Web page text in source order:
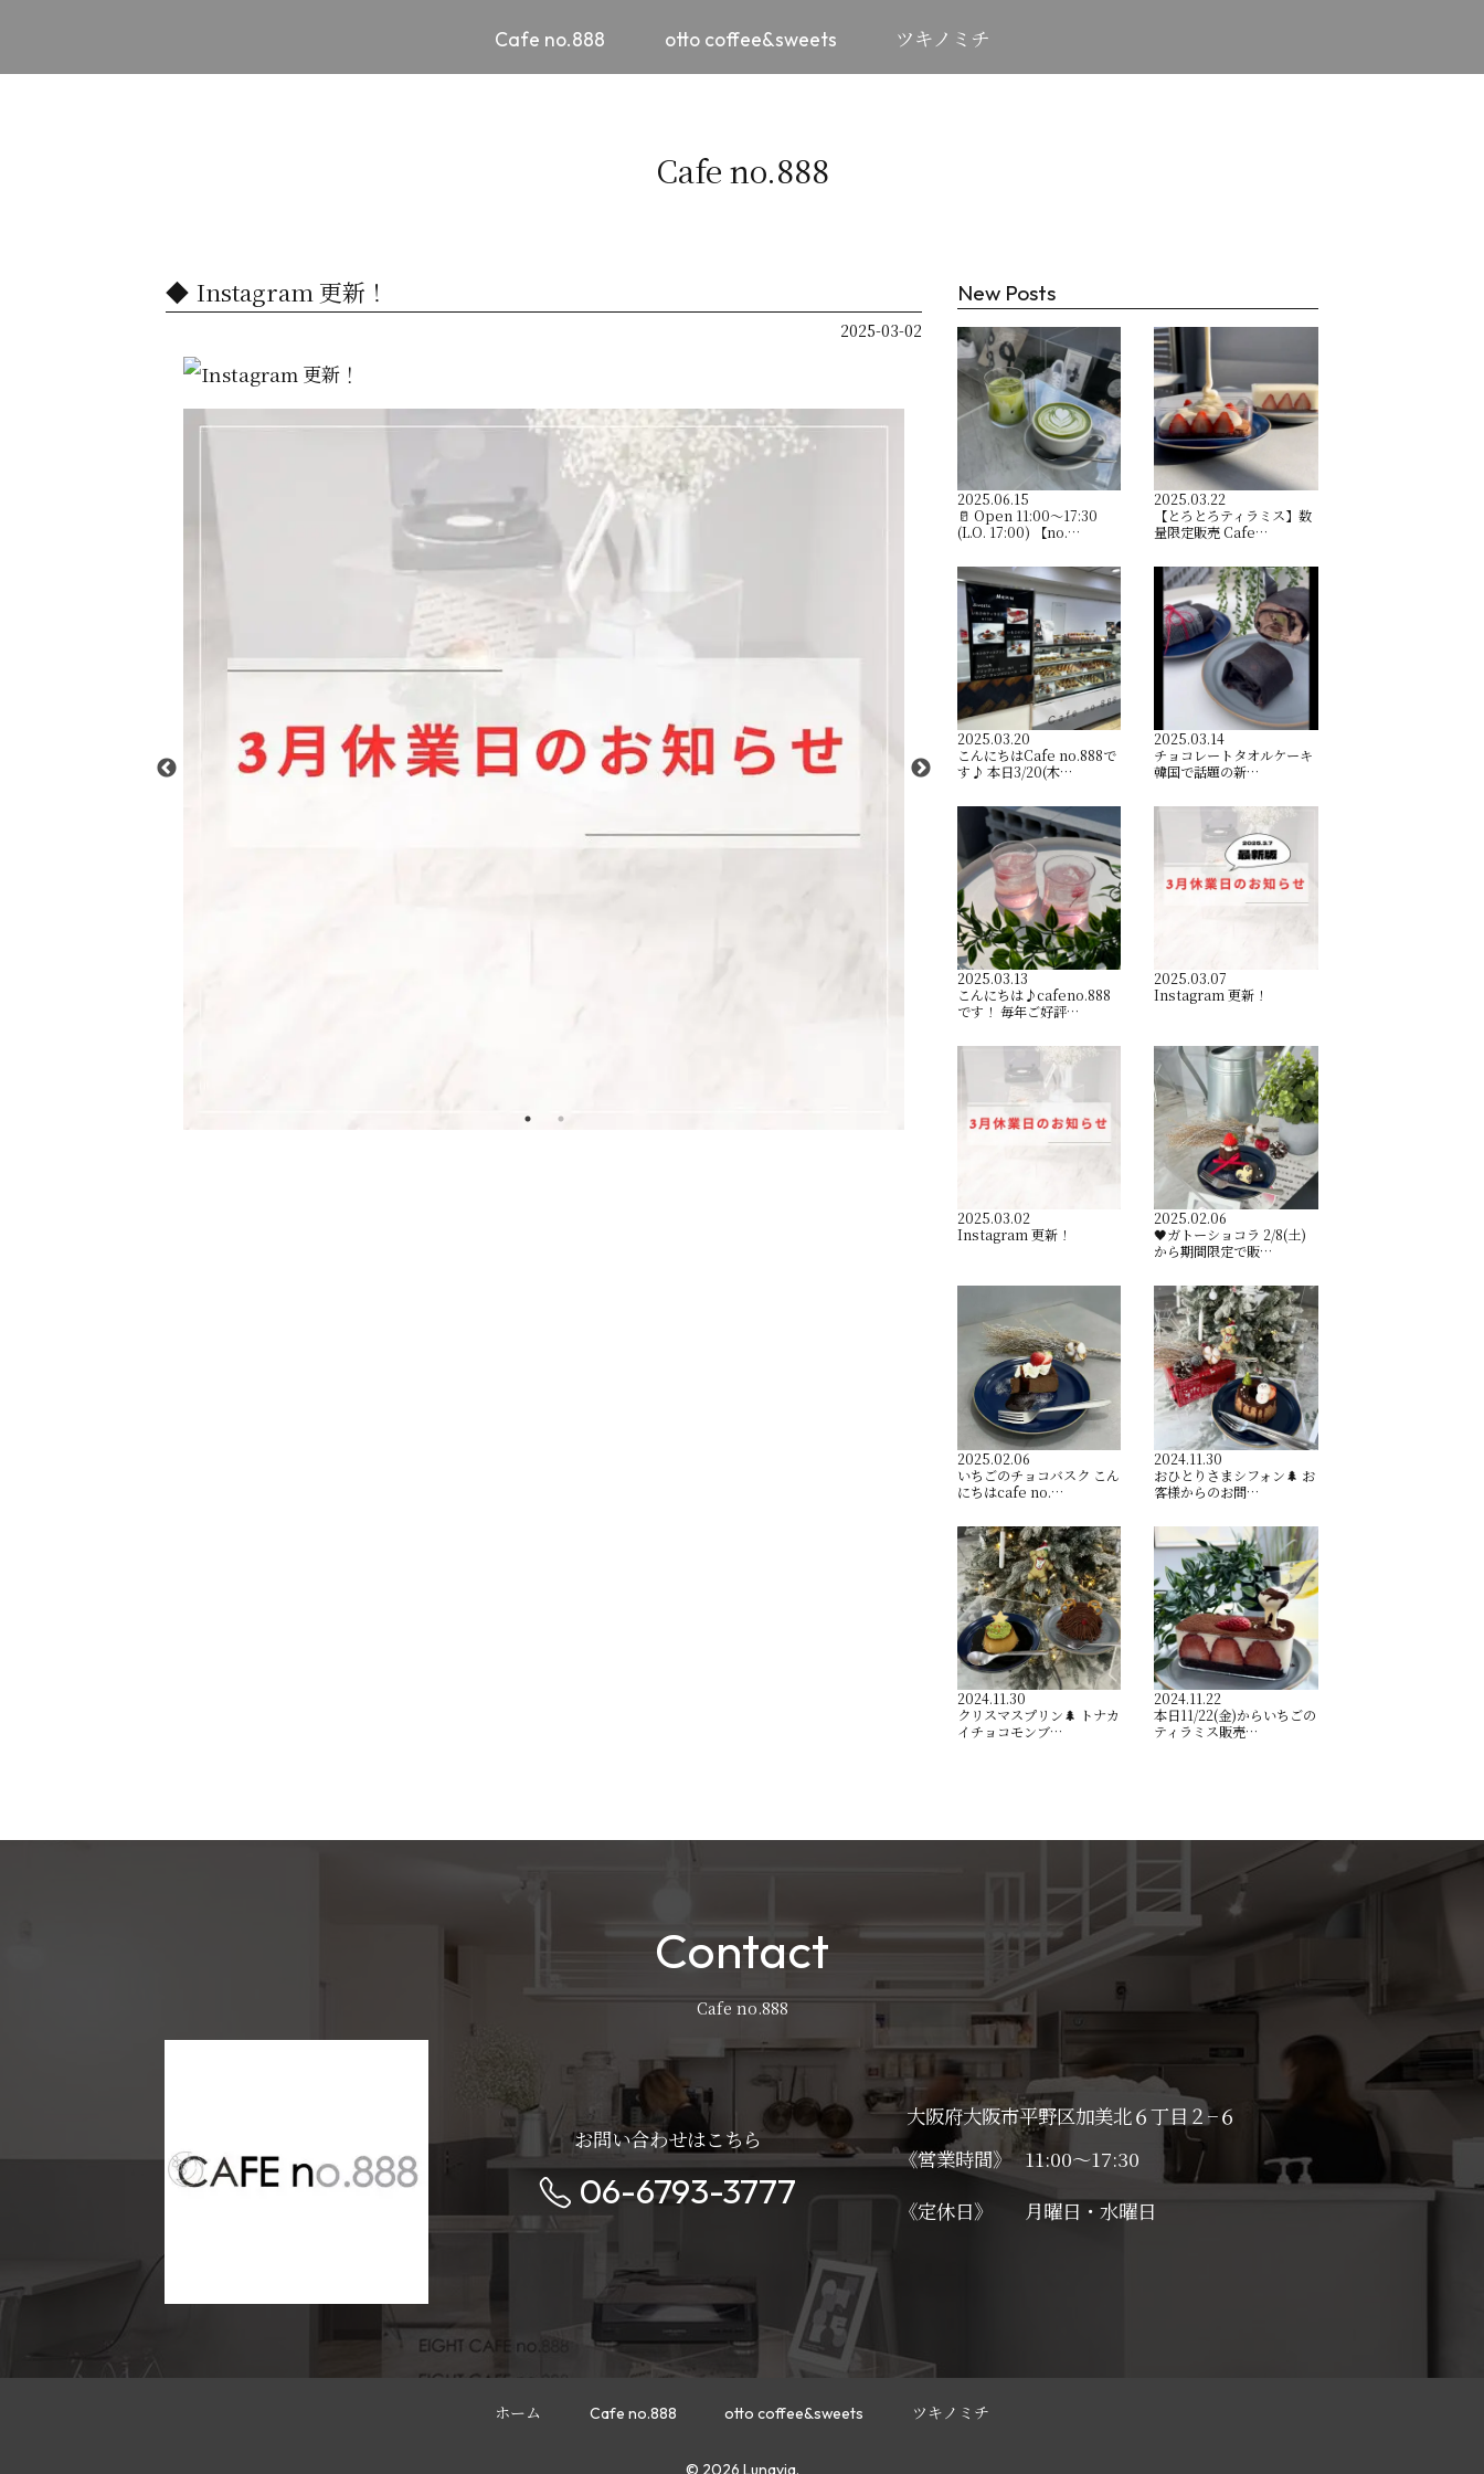
Cafe no.888 otto coffee&sweets ツキノミチ
Cafe no.888
Instagram 更新！
2025-03-02
New Posts
2025.06.15
🥛 Open︎ 11:00〜17:30
(L.O. 17:00) 【no.…
2025.03.22
【とろとろティラミス】数
量限定販売 Cafe…
2025.03.20
こんにちはCafe no.888で
す♪ 本日3/20(木…
2025.03.14
チョコレートタオルケーキ
韓国で話題の新…
2025.03.13
こんにちは♪cafeno.888
です！ 毎年ご好評…
2025.03.07
Instagram 更新！
2025.03.02
Instagram 更新！
2025.02.06
🖤ガトーショコラ 2/8(土)
から期間限定で販…
2025.02.06
いちごのチョコバスク こん
にちはcafe no.…
2024.11.30
おひとりさまシフォン🌲 お
客様からのお問…
2024.11.30
クリスマスプリン🌲 トナカ
イチョコモンブ…
2024.11.22
本日11/22(金)からいちごの
ティラミス販売…
Contact
Cafe no.888
お問い合わせはこちら
06-6793-3777
大阪府大阪市平野区加美北６丁目２−６
《営業時間》 11:00～17:30
《定休日》
月曜日・水曜日
ホーム Cafe no.888 otto coffee&sweets ツキノミチ
© 2026 Lunavia.